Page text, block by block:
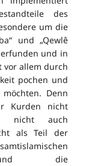
des
um die
und „Qewlê
und in
vor allem durch
pochen und
Denn
Kurden nicht
nicht auch
als Teil der
und die